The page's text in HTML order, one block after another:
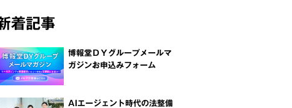
着記事
博報堂ＤＹグループメールマ
ガジンお申込みフォーム
AIエージェント時代の法整備